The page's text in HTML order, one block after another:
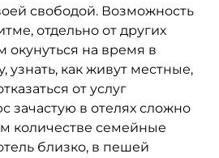
свободой. Возможность
отдельно от других
окунуться на время в
узнать, как живут местные,
от услуг
зачастую в отелях сложно
количестве семейные
близко, в пешей